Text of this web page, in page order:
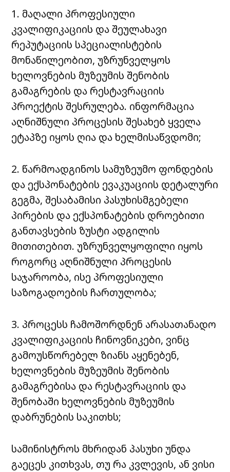
1. მაღალი პროფესიული
კვალიფიკაციის და შეულახავი
რეპუტაციის სპეციალისტების
მონაწილეობით, უზრუნველყოს
ხელოვნების მუზეუმის შენობის
გამაგრების და რესტავრაციის
პროექტის შესრულება. ინფორმაცია
აღნიშნული პროცესის შესახებ ყველა
ეტაპზე იყოს ღია და ხელმისაწვდომი;
2. წარმოადგინოს სამუზეუმო ფონდების
და ექსპონატების ევაკუაციის დეტალური
გეგმა, შესაბამისი პასუხისმგებელი
პირების და ექსპონატების დროებითი
განთავსების ზუსტი ადგილის
მითითებით. უზრუნველყოფილი იყოს
როგორც აღნიშნული პროცესის
საჯაროობა, ისე პროფესიული
საზოგადოების ჩართულობა;
3. პროცესს ჩამოშორდნენ არასათანადო
კვალიფიკაციის ჩინოვნიკები, ვინც
გამოუსწორებელ ზიანს აყენებენ,
ხელოვნების მუზეუმის შენობის
გამაგრებისა და რესტავრაციის და
შენობაში ხელოვნების მუზეუმის
დაბრუნების საკითხს;
სამინისტროს მხრიდან პასუხი უნდა
გაეცეს კითხვას, თუ რა კვლევის, ან ვისი